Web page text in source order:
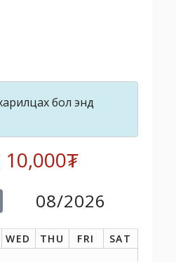
бол энд
10,000₮
08/2026
WED THU FRI SAT